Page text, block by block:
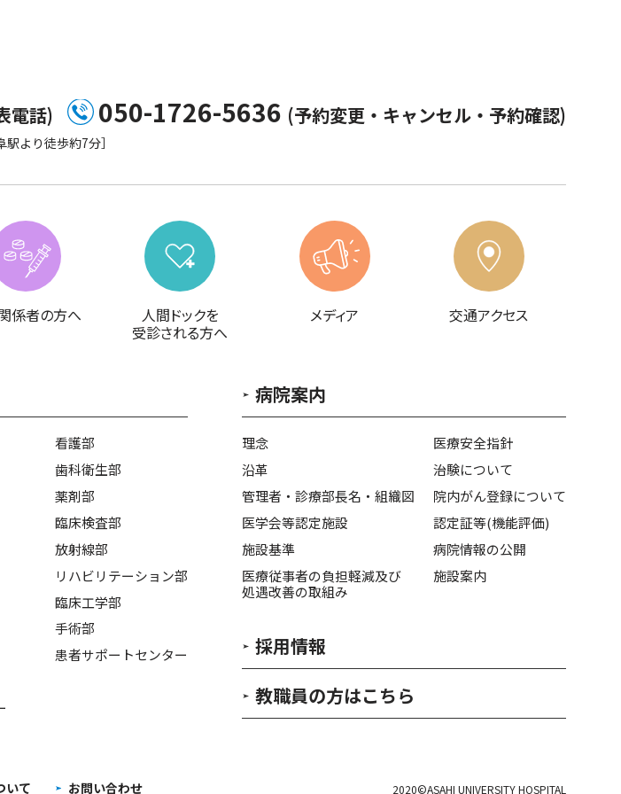
電話) 050-1726-5636 (予約変更・キャンセル・予約確認)
より徒歩約7分］
係者の方へ
人間ドックを
受診される方へ
メディア 交通アクセス
看護部
歯科衛生部
薬剤部
臨床検査部
放射線部
リハビリテーション部
臨床工学部
手術部
患者サポートセンター
病院案内
理念
沿革
管理者・診療部長名・組織図
医学会等認定施設
施設基準
医療従事者の負担軽減及び
処遇改善の取組み
医療安全指針
治験について
院内がん登録について
認定証等(機能評価)
病院情報の公開
施設案内
採用情報
教職員の方はこちら
いて お問い合わせ 2020©ASAHI UNIVERSITY HOSPITAL